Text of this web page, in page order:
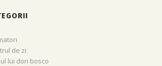
de zi
lui don bosco